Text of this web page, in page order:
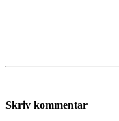
Skriv kommentar